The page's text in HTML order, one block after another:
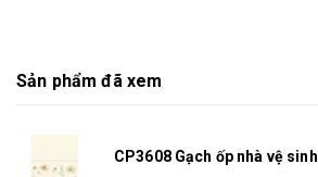
Sản phẩm đã xem
CP3608 Gạch ốp nhà vệ sinh